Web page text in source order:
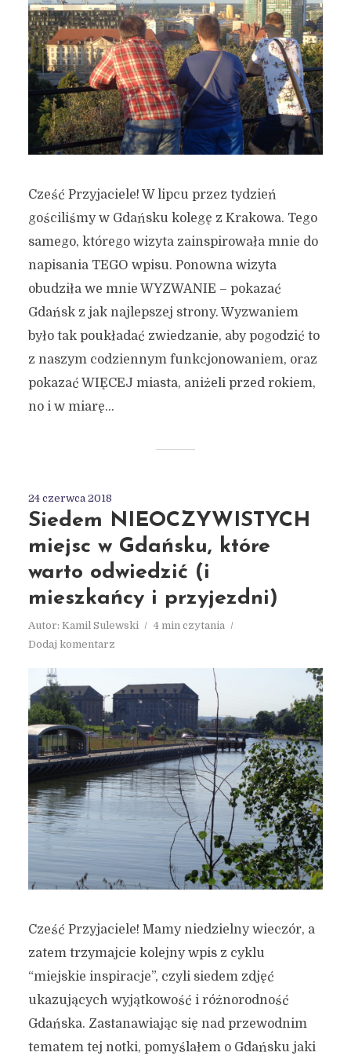
Cześć Przyjaciele! W lipcu przez tydzień
gościliśmy w Gdańsku kolegę z Krakowa. Tego
samego, którego wizyta zainspirowała mnie do
napisania TEGO wpisu. Ponowna wizyta
obudziła we mnie WYZWANIE – pokazać
Gdańsk z jak najlepszej strony. Wyzwaniem
było tak poukładać zwiedzanie, aby pogodzić to
z naszym codziennym funkcjonowaniem, oraz
pokazać WIĘCEJ miasta, aniżeli przed rokiem,
no i w miarę...
24 czerwca 2018
Siedem NIEOCZYWISTYCH
miejsc w Gdańsku, które
warto odwiedzić (i
mieszkańcy i przyjezdni)
Autor: Kamil Sulewski
4 min czytania
Dodaj komentarz
Cześć Przyjaciele! Mamy niedzielny wieczór, a
zatem trzymajcie kolejny wpis z cyklu
“miejskie inspiracje”, czyli siedem zdjęć
ukazujących wyjątkowość i różnorodność
Gdańska. Zastanawiając się nad przewodnim
tematem tej notki, pomyślałem o Gdańsku jaki